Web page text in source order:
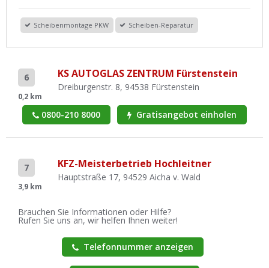
Scheibenmontage PKW Scheiben-Reparatur
6
0,2 km
KS AUTOGLAS ZENTRUM Fürstenstein
Dreiburgenstr. 8, 94538 Fürstenstein
0800-210 8000 Gratisangebot einholen
7
3,9 km
KFZ-Meisterbetrieb Hochleitner
Hauptstraße 17, 94529 Aicha v. Wald
Brauchen Sie Informationen oder Hilfe?
Rufen Sie uns an, wir helfen Ihnen weiter!
Telefonnummer anzeigen